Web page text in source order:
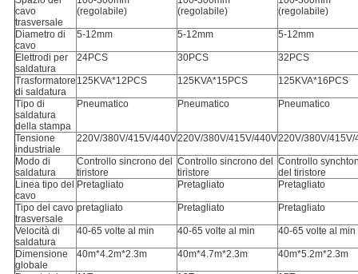
cavo
trasversale
(regolabile)
(regolabile)
(regolabile)
Diametro di
cavo
5-12mm 5-12mm 5-12mm
Elettrodi per
saldatura
24PCS 30PCS 32PCS
Trasformatore
di saldatura
125KVA*12PCS 125KVA*15PCS 125KVA*16PCS
Tipo di
saldatura
della stampa
Pneumatico Pneumatico Pneumatico
Tensione
industriale
220V/380V/415V/440V220V/380V/415V/440V220V/380V/415V/
Modo di
saldatura
Controllo sincrono del
tiristore
Controllo sincrono del
tiristore
Controllo
del tiristore
Linea tipo del
cavo
Pretagliato Pretagliato Pretagliato
Tipo del cavo
trasversale
pretagliato Pretagliato Pretagliato
Velocità di
saldatura
40-65 volte al min 40-65 volte al min 40-65 volte al min
Dimensione
globale
40m*4.2m*2.3m 40m*4.7m*2.3m 40m*5.2m*2.3m